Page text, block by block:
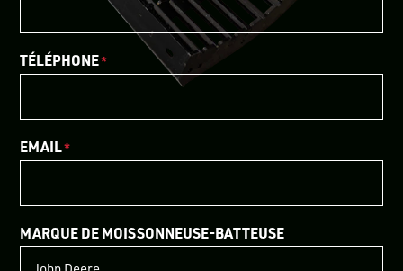
TÉLÉPHONE*
EMAIL*
MARQUE DE MOISSONNEUSE-BATTEUSE